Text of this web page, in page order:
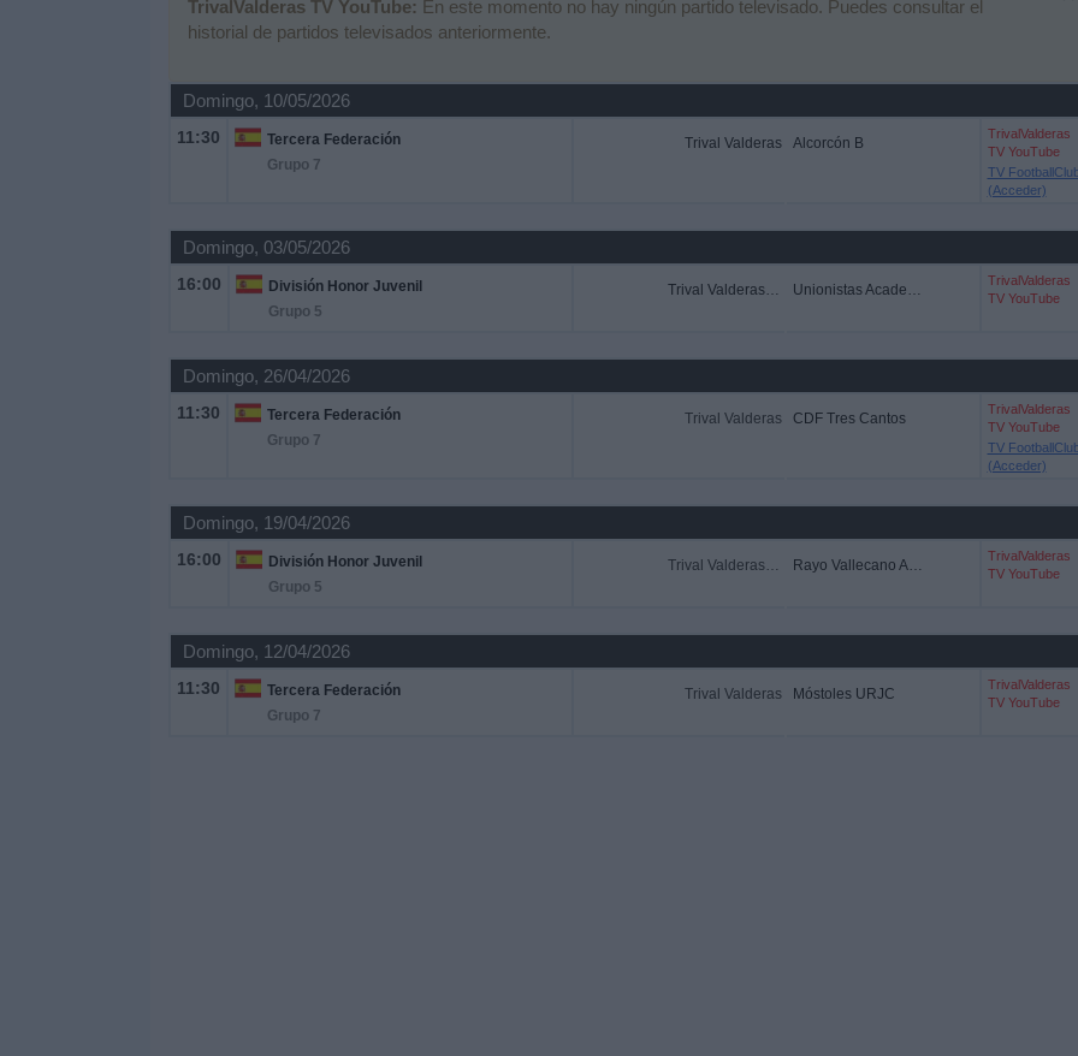
TrivalValderas TV YouTube: En este momento no hay ningún partido televisado. Puedes consultar el
historial de partidos televisados anteriormente.
Domingo, 10/05/2026
11:30
Tercera Federación
Grupo 7
Trival Valderas Alcorcón B
TrivalValderas
TV YouTube
TV
(Acceder)
Domingo, 03/05/2026
16:00
División Honor Juvenil
Grupo 5
Trival Valderas Academy Unionistas Academy
TrivalValderas
TV YouTube
Domingo, 26/04/2026
11:30
Tercera Federación
Grupo 7
Trival Valderas CDF Tres Cantos
TrivalValderas
TV YouTube
TV
(Acceder)
Domingo, 19/04/2026
16:00
División Honor Juvenil
Grupo 5
Trival Valderas Academy Rayo Vallecano Academy
TrivalValderas
TV YouTube
Domingo, 12/04/2026
11:30
Tercera Federación
Grupo 7
Trival Valderas Móstoles URJC
TrivalValderas
TV YouTube